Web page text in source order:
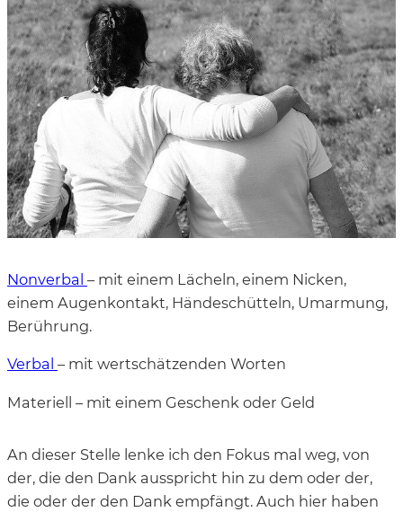
Nonverbal – mit einem Lächeln, einem Nicken,
einem Augenkontakt, Händeschütteln, Umarmung,
Berührung.
Verbal – mit wertschätzenden Worten
Materiell – mit einem Geschenk oder Geld
An dieser Stelle lenke ich den Fokus mal weg, von
der, die den Dank ausspricht hin zu dem oder der,
die oder der den Dank empfängt. Auch hier haben